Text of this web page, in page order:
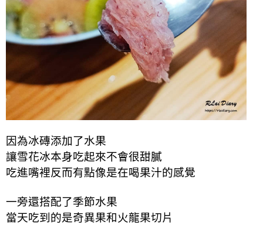
因為冰磚添加了水果
讓雪花冰本身吃起來不會很甜膩
吃進嘴裡反而有點像是在喝果汁的感覺
一旁還搭配了季節水果
當天吃到的是奇異果和火龍果切片